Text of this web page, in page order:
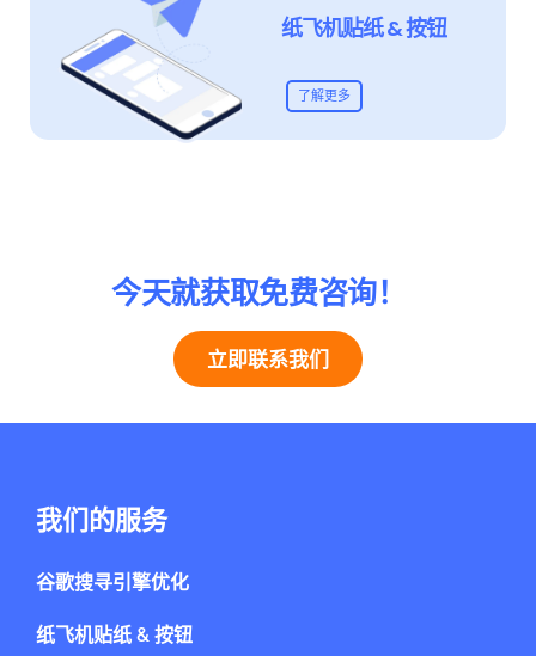
纸飞机贴纸 & 按钮
了解更多
今天就获取免费咨询！
立即联系我们
我们的服务
谷歌搜寻引擎优化
纸飞机贴纸 & 按钮